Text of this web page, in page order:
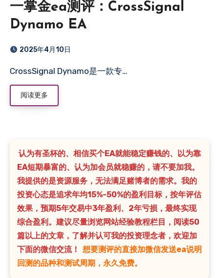
一掌金ea测评：CrossSignal
Dynamo EA
2025年4月10日
CrossSignal Dynamo是一款专…
阅读更多
认为有圣杯的、相信买个EA就能稳定赚钱的、以为靠
EA短期暴富的、认为加会员就稳赚的，请不要加我。
我提供的是资源服务，无法满足赌博者的需求。我的
投资心态是追求年均15%-50%的盈利目标，按年评估
效果，预期5年交易中3年盈利、2年亏损，最终实现
综合盈利。建议尽量浏览网站经验教程栏目，阅读50
篇以上的文章，了解并认可我的投资理念者，欢迎加
下面的微信交流！
想要测评的直接加微信发送ea说明
回测的品种和测试周期，永久免费。